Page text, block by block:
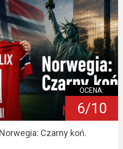
OCENA:
6/10
Czarny koń.